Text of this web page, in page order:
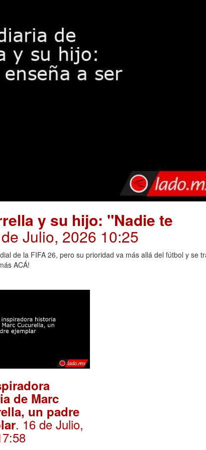
y su hijo: "Nadie te
Julio, 2026 10:25
de la FIFA 26, pero su prioridad va más allá del fútbol y se
ACÁ!
de Marc
un padre
. 16 de Julio,